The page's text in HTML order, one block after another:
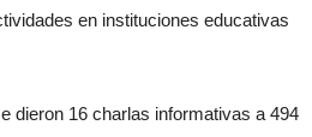
en instituciones educativas
dieron 16 charlas informativas a 494